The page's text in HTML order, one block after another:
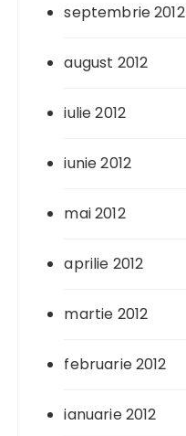
septembrie 2012
august 2012
iulie 2012
iunie 2012
mai 2012
aprilie 2012
martie 2012
februarie 2012
ianuarie 2012